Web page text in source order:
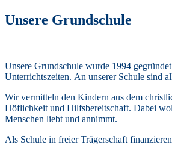
Unsere Grundschule
Unsere Grundschule wurde 1994
Unterrichtszeiten. An unserer Schule sind
Wir vermitteln den Kindern aus dem
Höflichkeit und Hilfsbereitschaft. Dabei
Menschen liebt und annimmt.
Als Schule in freier Trägerschaft